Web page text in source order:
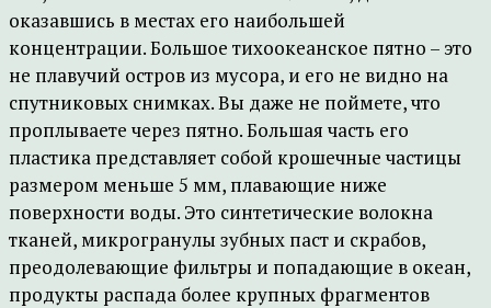
оказавшись в местах его наибольшей
концентрации. Большое тихоокеанское пятно – это
не плавучий остров из мусора, и его не видно на
спутниковых снимках. Вы даже не поймете, что
проплываете через пятно. Большая часть его
пластика представляет собой крошечные частицы
размером меньше 5 мм, плавающие ниже
поверхности воды. Это синтетические волокна
тканей, микрогранулы зубных паст и скрабов,
преодолевающие фильтры и попадающие в океан,
продукты распада более крупных фрагментов